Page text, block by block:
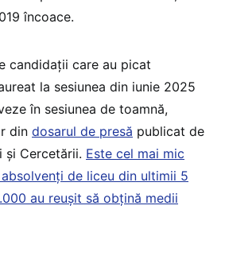
încoace.
candidații care au picat
la sesiunea din iunie 2025
în sesiunea de toamnă,
din dosarul de presă publicat de
și Cercetării. Este cel mai mic
de liceu din ultimii 5
au reușit să obțină medii